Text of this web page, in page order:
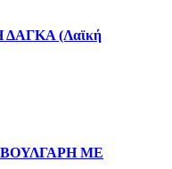
(Λαϊκή
ΜΕ